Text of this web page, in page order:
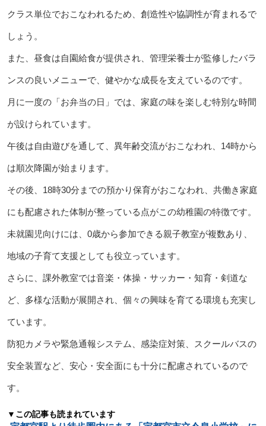
クラス単位でおこなわれるため、創造性や協調性が育まれるで
しょう。
また、昼食は自園給食が提供され、管理栄養士が監修したバラ
ンスの良いメニューで、健やかな成長を支えているのです。
月に一度の「お弁当の日」では、家庭の味を楽しむ特別な時間
が設けられています。
午後は自由遊びを通して、異年齢交流がおこなわれ、14時から
は順次降園が始まります。
その後、18時30分までの預かり保育がおこなわれ、共働き家庭
にも配慮された体制が整っている点がこの幼稚園の特徴です。
未就園児向けには、0歳から参加できる親子教室が複数あり、
地域の子育て支援としても役立っています。
さらに、課外教室では音楽・体操・サッカー・知育・剣道な
ど、多様な活動が展開され、個々の興味を育てる環境も充実し
ています。
防犯カメラや緊急通報システム、感染症対策、スクールバスの
安全装置など、安心・安全面にも十分に配慮されているので
す。
▼この記事も読まれています